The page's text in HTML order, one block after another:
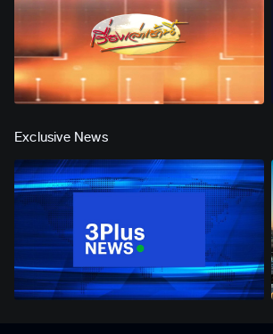
Exclusive News